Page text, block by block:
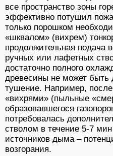
все пространство зоны
эффективно потушил
только порошком
«шквалом» (вихрем)
продолжительная подача
ручных или лафетных
достаточно полного
древесины не может быть
тушение. Например,
«вихрями» (пыльные
образовавшегося
потребовалась
стволом в течение 5-7
источников дыма –
возгорания.